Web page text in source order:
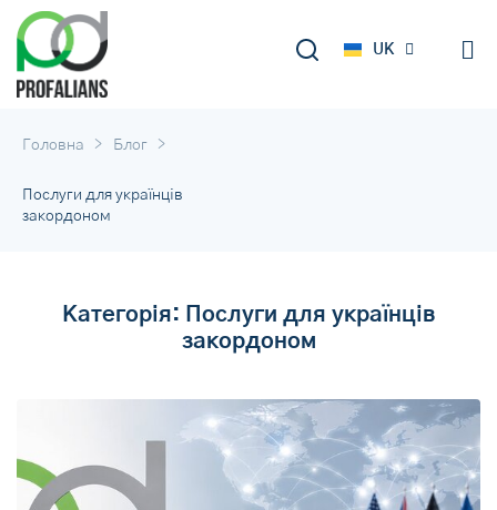
UK
RU
Головна > Блог >
Послуги для українців
закордоном
Категорія:
Послуги для українців
закордоном